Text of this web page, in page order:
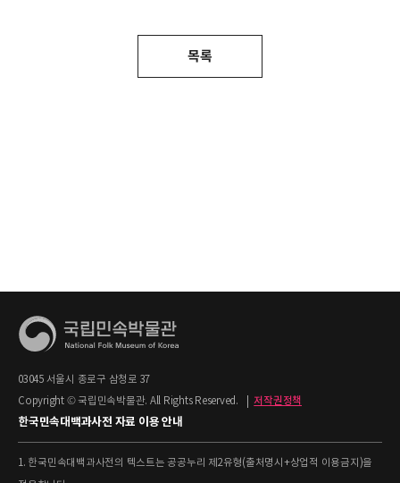
목록
03045 서울시 종로구 삼청로 37
Copyright © 국립민속박물관. All Rights Reserved.
저작권정책
한국민속대백과사전 자료 이용 안내
1. 한국민속대백과사전의 텍스트는 공공누리 제2유형(출처명시+상업적 이용금지)을